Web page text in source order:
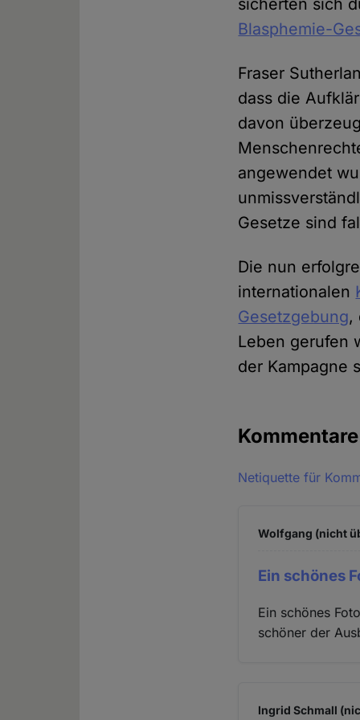
sicherten sich
Blasphemie-
Fraser
dass die
davon
angewendet
Gesetze sind
Die nun
internationalen
Gesetzgebung,
Leben gerufen
der Kampagne
Kommentare
Netiquette für
Wolfgang (nicht
Ein schönes
Ein schönes
schöner der
Ingrid Schmall